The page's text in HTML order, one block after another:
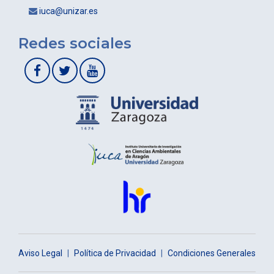
iuca@unizar.es
Redes sociales
Aviso Legal Política de Privacidad Condiciones Generales